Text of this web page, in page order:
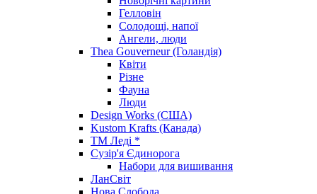
Гелловін
Солодощі, напої
Ангели, люди
Thea Gouverneur (Голандія)
Квіти
Різне
Фауна
Люди
Design Works (США)
Kustom Krafts (Канада)
ТМ Леді *
Сузір'я Єдинорога
Набори для вишивання
ЛанСвіт
Нова Слобода